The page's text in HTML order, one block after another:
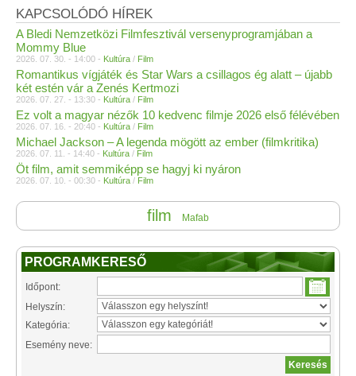
KAPCSOLÓDÓ HÍREK
A Bledi Nemzetközi Filmfesztivál versenyprogramjában a
Mommy Blue
2026. 07. 30. - 14:00 - Kultúra / Film
Romantikus vígjáték és Star Wars a csillagos ég alatt – újabb
két estén vár a Zenés Kertmozi
2026. 07. 27. - 13:30 - Kultúra / Film
Ez volt a magyar nézők 10 kedvenc filmje 2026 első félévében
2026. 07. 16. - 20:40 - Kultúra / Film
Michael Jackson – A legenda mögött az ember (filmkritika)
2026. 07. 11. - 14:40 - Kultúra / Film
Öt film, amit semmiképp se hagyj ki nyáron
2026. 07. 10. - 00:30 - Kultúra / Film
film Mafab
PROGRAMKERESŐ
Időpont:
Helyszín:
Kategória:
Esemény neve: